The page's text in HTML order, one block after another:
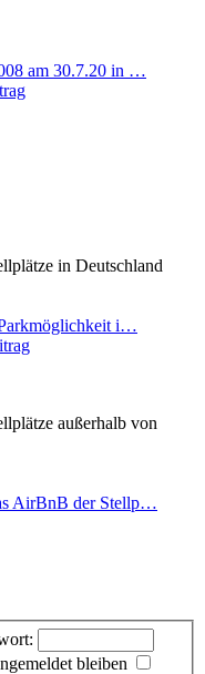
am 30.7.20 in …
in Deutschland
i…
außerhalb von
AirBnB der Stellp…
bleiben